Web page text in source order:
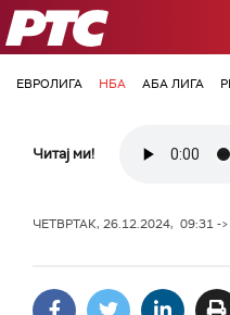
РТС
ЕВРОЛИГА НБА АБА ЛИГА
Читај ми!
ЧЕТВРТАК, 26.12.2024, 09:31 -